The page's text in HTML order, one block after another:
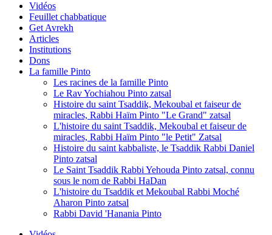
Vidéos
Feuillet chabbatique
Get Avrekh
Articles
Institutions
Dons
La famille Pinto
Les racines de la famille Pinto
Le Rav Yochiahou Pinto zatsal
Histoire du saint Tsaddik, Mekoubal et faiseur de
miracles, Rabbi Haïm Pinto "Le Grand" zatsal
L'histoire du saint Tsaddik, Mekoubal et faiseur de
miracles, Rabbi Haïm Pinto "le Petit" Zatsal
Histoire du saint kabbaliste, le Tsaddik Rabbi Daniel
Pinto zatsal
Le Saint Tsaddik Rabbi Yehouda Pinto zatsal, connu
sous le nom de Rabbi HaDan
L'histoire du Tsaddik et Mekoubal Rabbi Moché
Aharon Pinto zatsal
Rabbi David 'Hanania Pinto